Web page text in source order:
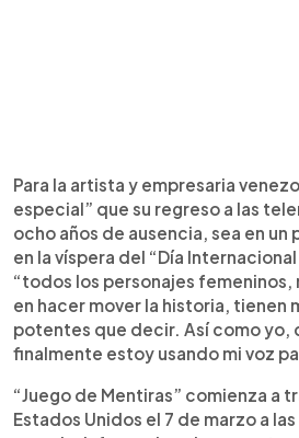
Para la artista y empresaria
especial” que su regreso a las
ocho años de ausencia, sea en
en la víspera del “Día
“todos los personajes femeninos,
en hacer mover la historia, tienen
potentes que decir. Así como yo,
finalmente estoy usando mi voz
“Juego de Mentiras” comienza a
Estados Unidos el 7 de marzo a